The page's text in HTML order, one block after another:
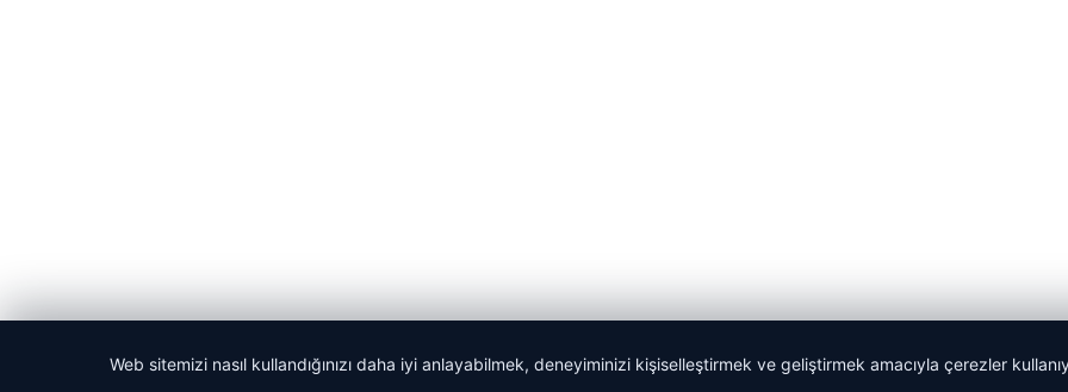
© 2026 Manşet Bilgi- Güncel Haber Sitesi
Web sitemizi nasıl kullandığınızı daha iyi anlayabilmek, deneyiminizi kişiselleştirmek ve geliştirmek amacıyla çerezler